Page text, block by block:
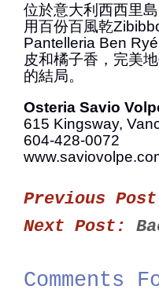
位於意大利西西里
用百份百風乾
Pantelleria Ben
皮和橘子香，完美
的結局。
Osteria Savio
615 Kingsway,
604-428-0072
Previous
Next Post:
Comments